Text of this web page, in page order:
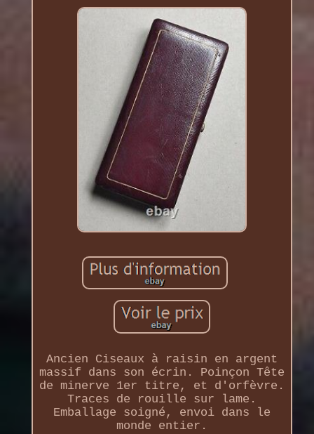
Ancien Ciseaux à raisin en argent
massif dans son écrin. Poinçon Tête
de minerve 1er titre, et d'orfèvre.
Traces de rouille sur lame.
Emballage soigné, envoi dans le
monde entier.